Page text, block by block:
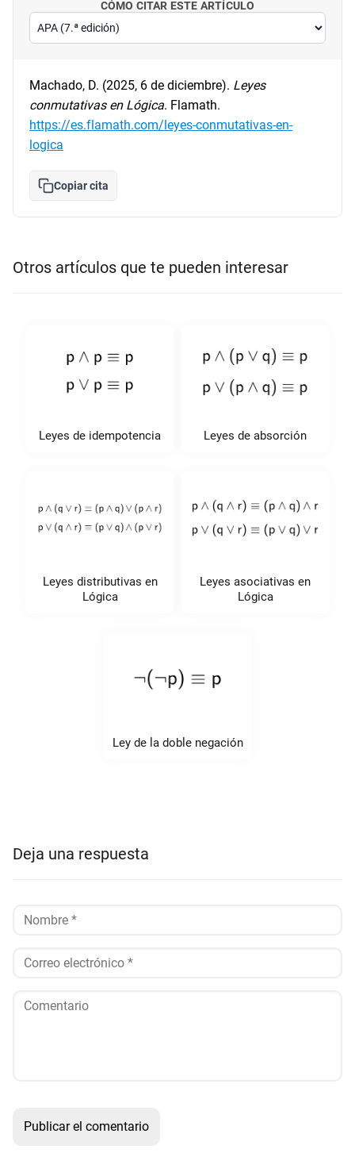
CÓMO CITAR ESTE ARTÍCULO
Machado, D. (2025, 6 de diciembre). Leyes
conmutativas en Lógica. Flamath.
https://es.flamath.com/leyes-conmutativas-en-
logica
Copiar cita
Otros artículos que te pueden interesar
Leyes de idempotencia Leyes de absorción
Leyes distributivas en
Lógica
Leyes asociativas en
Lógica
Ley de la doble negación
Deja una respuesta